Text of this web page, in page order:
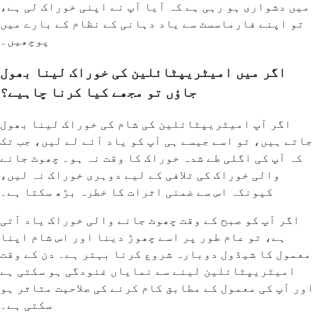
میں دشواری ہو رہی ہے کہ آیا آپ نے اپنی خوراک لی ہے،
تو اپنے فارماسسٹ سے یاد دہانی کے نظام کے بارے میں
پوچھیں۔
اگر میں امیٹریپٹائلین کی خوراک لینا بھول
جاؤں تو مجھے کیا کرنا چاہیے؟
اگر آپ امیٹریپٹائلین کی شام کی خوراک لینا بھول
جاتے ہیں، تو اسے جیسے ہی آپ کو یاد آئے لے لیں، جب تک
کہ آپ کی اگلی طے شدہ خوراک کا وقت نہ ہو۔ چھوٹ جانے
والی خوراک کی تلافی کے لیے دوہری خوراک نہ لیں،
کیونکہ اس سے ضمنی اثرات کا خطرہ بڑھ سکتا ہے۔
اگر آپ کو صبح کے وقت چھوٹ جانے والی خوراک یاد آتی
ہے، تو عام طور پر اسے چھوڑ دینا اور اس شام اپنا
معمول کا شیڈول دوبارہ شروع کرنا بہتر ہے۔ دن کے وقت
امیٹریپٹائلین لینے سے نمایاں غنودگی ہو سکتی ہے
اور آپ کی معمول کے مطابق کام کرنے کی صلاحیت متاثر ہو
سکتی ہے۔